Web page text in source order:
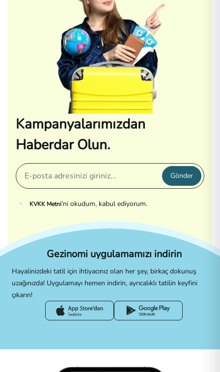
Kampanyalarımızdan
Haberdar Olun.
Gönder
KVKK Metni'ni okudum, kabul ediyorum.
Gezinomi uygulamamızı indirin
Hayalinizdeki tatil için ihtiyacınız olan her şey, birkaç dokunuş
uzağınızda! Uygulamayı hemen indirin, ayrıcalıklı tatilin keyfini
çıkarın!